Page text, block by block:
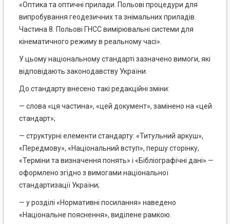
«Оптика та оптичні прилади. Польові процедури для
випробування геодезичних та знімальних приладів.
Частина 8. Польові ГНСС вимірювальні системи для
кінематичного режиму в реальному часі».
У цьому національному стандарті зазначено вимоги, які
відповідають законодавству України.
До стандарту внесено такі редакційні зміни:
— слова «ця частина», «цей документ», замінено на «цей
стандарт»;
— структурні елементи стандарту: «Титульний аркуш»,
«Передмову», «Національний вступ», першу сторінку,
«Терміни та визначення понять» і «Бібліографічні дані» —
оформлено згідно з вимогами національної
стандартизації України;
— у розділі «Нормативні посилання» наведено
«Національне пояснення», виділене рамкою.